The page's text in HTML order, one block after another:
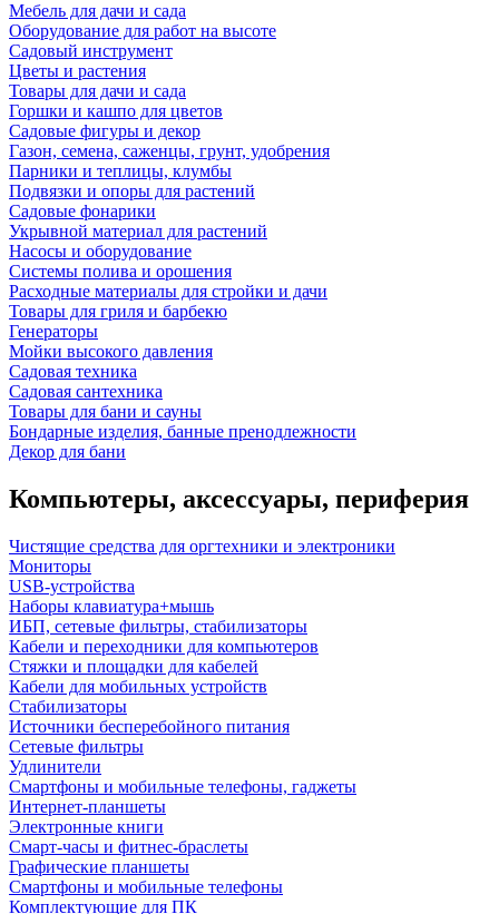
Мебель для дачи и сада
Оборудование для работ на высоте
Садовый инструмент
Цветы и растения
Товары для дачи и сада
Горшки и кашпо для цветов
Садовые фигуры и декор
Газон, семена, саженцы, грунт, удобрения
Парники и теплицы, клумбы
Подвязки и опоры для растений
Садовые фонарики
Укрывной материал для растений
Насосы и оборудование
Системы полива и орошения
Расходные материалы для стройки и дачи
Товары для гриля и барбекю
Генераторы
Мойки высокого давления
Садовая техника
Садовая сантехника
Товары для бани и сауны
Бондарные изделия, банные пренодлежности
Декор для бани
Компьютеры, аксессуары, периферия
Чистящие средства для оргтехники и электроники
Мониторы
USB-устройства
Наборы клавиатура+мышь
ИБП, сетевые фильтры, стабилизаторы
Кабели и переходники для компьютеров
Стяжки и площадки для кабелей
Кабели для мобильных устройств
Стабилизаторы
Источники бесперебойного питания
Сетевые фильтры
Удлинители
Смартфоны и мобильные телефоны, гаджеты
Интернет-планшеты
Электронные книги
Смарт-часы и фитнес-браслеты
Графические планшеты
Смартфоны и мобильные телефоны
Комплектующие для ПК